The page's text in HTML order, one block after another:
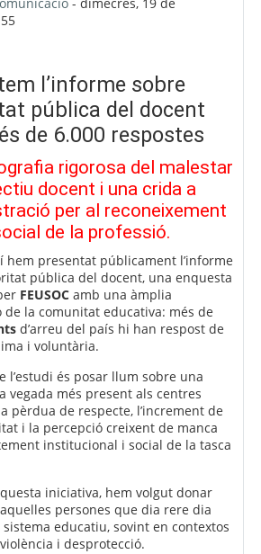
l’informe sobre
pública del docent
de 6.000 respostes
rigorosa del malestar
docent i una crida a
per al reconeixement
de la professió.
hem presentat públicament l’informe
pública del docent, una enquesta
FEUSOCamb una àmplia
de la comunitat educativa: més de
d’arreu del país hi han respost de
i voluntària.
l’estudi és posar llum sobre una
vegada més present als centres
pèrdua de respecte, l’increment de
i la percepció creixent de manca
institucional i social de la tasca
iniciativa, hem volgut donar
persones que dia rere dia
educatiu, sovint en contextos
i desprotecció.